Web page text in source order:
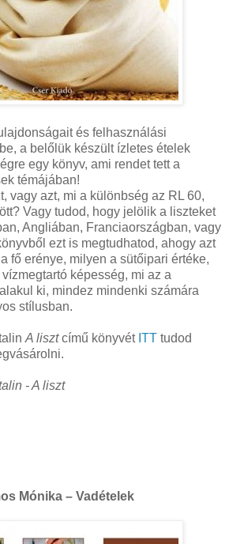
és felhasználási
a belőlük készült ízletes ételek
egy könyv, ami rendet tett a
témájában!
vagy azt, mi a különbség az RL 60,
Vagy tudod, hogy jelölik a liszteket
Angliában, Franciaországban, vagy
ezt is megtudhatod, ahogy azt
fő erénye, milyen a sütőipari értéke,
képesség, mi az a
ki, mindez mindenki számára
stílusban.
A lisztcímű könyvét ITT tudod
- A liszt
Mónika – Vadételek